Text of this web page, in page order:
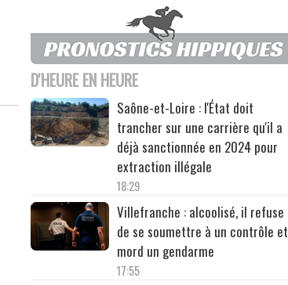
D'HEURE EN HEURE
Saône-et-Loire : l'État doit
trancher sur une carrière qu'il a
déjà sanctionnée en 2024 pour
extraction illégale
18:29
Villefranche : alcoolisé, il refuse
de se soumettre à un contrôle et
mord un gendarme
17:55